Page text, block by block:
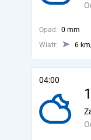
Opad: 0 mm
Wiatr:
6
04:00